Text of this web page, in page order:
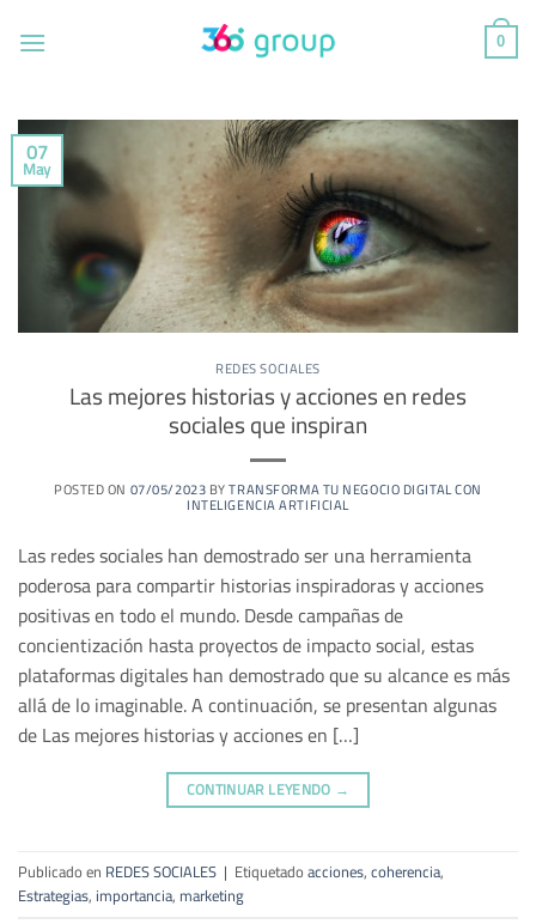
0
07
May
REDES SOCIALES
Las mejores historias y acciones en redes
sociales que inspiran
POSTED ON 07/05/2023BYTRANSFORMA TU NEGOCIO DIGITAL CON
INTELIGENCIA ARTIFICIAL
Las redes sociales han demostrado ser una herramienta
poderosa para compartir historias inspiradoras y acciones
positivas en todo el mundo. Desde campañas de
concientización hasta proyectos de impacto social, estas
plataformas digitales han demostrado que su alcance es más
allá de lo imaginable. A continuación, se presentan algunas
de Las mejores historias y acciones en […]
CONTINUAR LEYENDO →
Publicado en REDES SOCIALES | Etiquetadoacciones,coherencia,
Estrategias, importancia, marketing